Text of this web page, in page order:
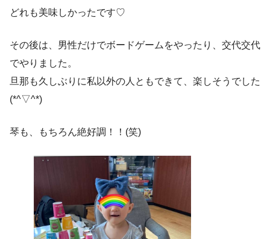
どれも美味しかったです♡
その後は、男性だけでボードゲームをやったり、交代交代
でやりました。
旦那も久しぶりに私以外の人ともできて、楽しそうでした
(*^▽^*)
琴も、もちろん絶好調！！(笑)